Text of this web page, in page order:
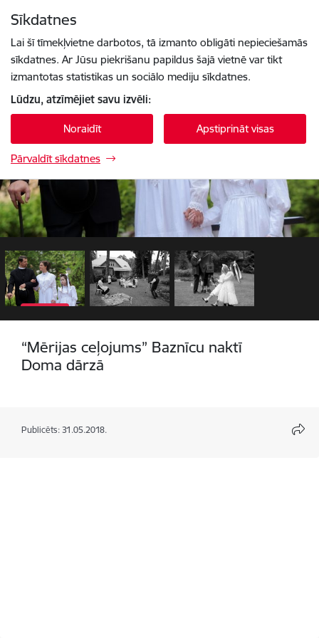
Sīkdatnes
Lai šī tīmekļvietne darbotos, tā izmanto obligāti nepieciešamās
sīkdatnes. Ar Jūsu piekrišanu papildus šajā vietnē var tikt
izmantotas statistikas un sociālo mediju sīkdatnes.
Lūdzu, atzīmējiet savu izvēli:
Noraidīt Apstiprināt visas
Pārvaldīt sīkdatnes
1 / 3
“Mērijas ceļojums” Baznīcu naktī
Doma dārzā
Publicēts: 31.05.2018.